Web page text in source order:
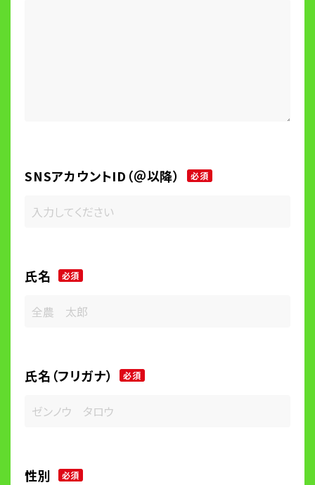
SNSアカウントID（＠以降） 必須
氏名 必須
氏名（フリガナ） 必須
性別 必須